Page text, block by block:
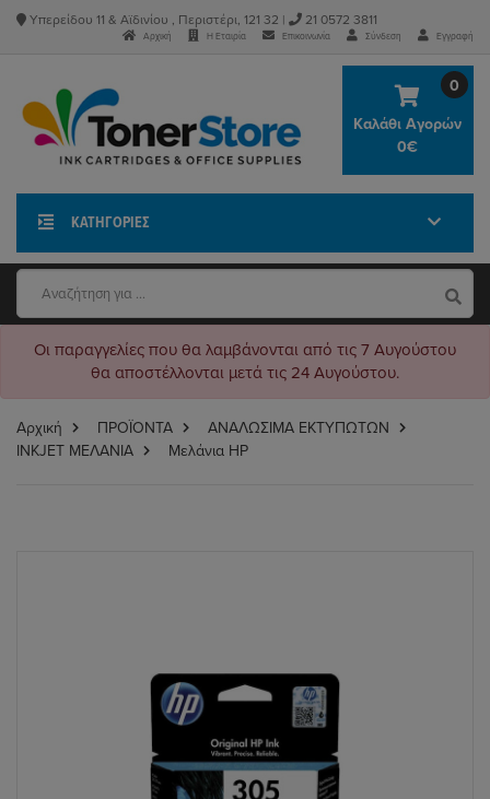
Υπερείδου 11 & Αϊδινίου , Περιστέρι, 121 32 | 21 0572 3811
Αρχική Η Εταιρία Επικοινωνία Σύνδεση Εγγραφή
ΚΑΤΗΓΟΡΊΕΣ
0
Καλάθι Αγορών
0€
Οι παραγγελίες που θα λαμβάνονται από τις 7 Αυγούστου
θα αποστέλλονται μετά τις 24 Αυγούστου.
Αρχική ΠΡΟΪΟΝΤΑ
ΑΝΑΛΩΣΙΜΑ ΕΚΤΥΠΩΤΩΝ
INKJET ΜΕΛΑΝΙΑ
Μελάνια HP